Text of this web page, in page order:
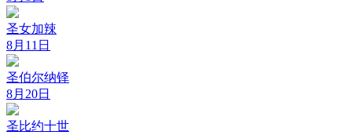
圣女加辣
8月11日
圣伯尔纳铎
8月20日
圣比约十世